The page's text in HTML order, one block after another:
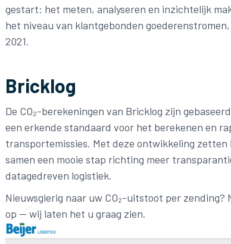
gestart: het meten, analyseren en inzichtelijk
het niveau van klantgebonden
2021.
Bricklog
De CO₂-berekeningen van Bricklog zijn
een erkende standaard voor het berekenen en
transportemissies. Met deze ontwikkeling zetten
samen een mooie stap richting meer
datagedreven logistiek.
Nieuwsgierig naar uw CO₂-uitstoot per
op — wij laten het u graag zien.